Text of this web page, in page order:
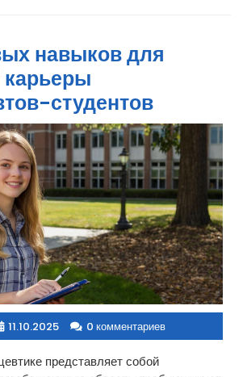
навыков для
студентов
11.10.2025 0 комментариев
представляет собой